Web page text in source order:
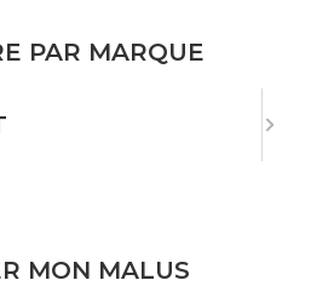
de Paris
dont une grande majorité de
tard, se retrouvent face à
acheter une voiture
les concessionnaires qui
et les particuliers qui
le marché auto
PAR MARQUE
MON MALUS